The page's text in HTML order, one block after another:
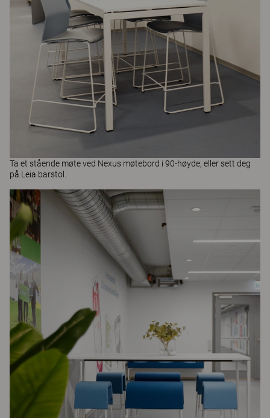
Ta et stående møte ved Nexus møtebord i 90-høyde, eller sett deg
på Leia barstol.